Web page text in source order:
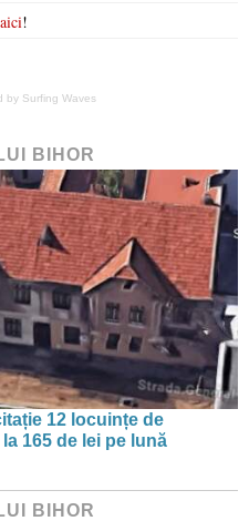
aici!
by Surfing Waves
BIHOR
12 locuințe de
165 de lei pe lună
BIHOR